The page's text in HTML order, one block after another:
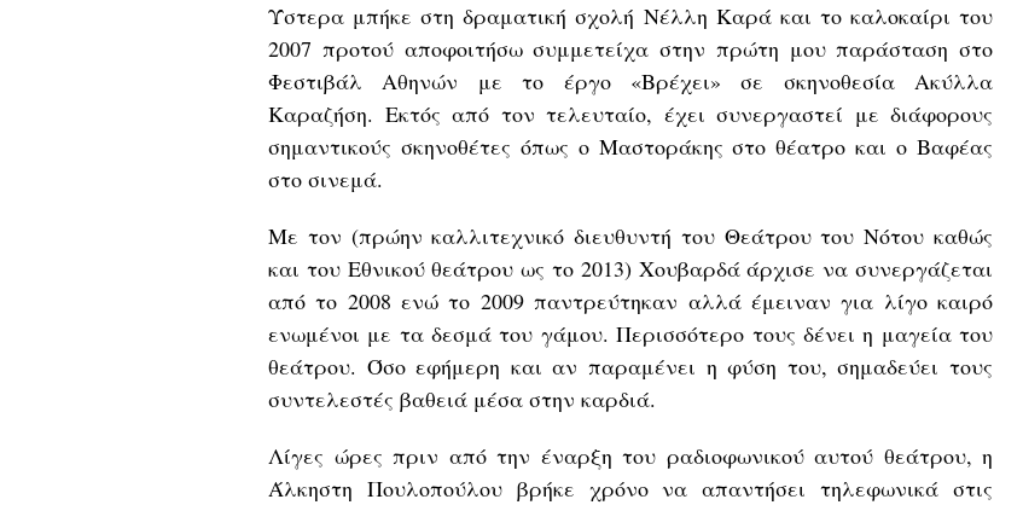
Ύστερα μπήκε στη δραματική σχολή Νέλλη Καρά και το καλοκαίρι του
2007 προτού αποφοιτήσω συμμετείχα στην πρώτη μου παράσταση στο
Φεστιβάλ Αθηνών με το έργο «Βρέχει» σε σκηνοθεσία Ακύλλα
Καραζήση. Εκτός από τον τελευταίο, έχει συνεργαστεί με διάφορους
σημαντικούς σκηνοθέτες όπως ο Μαστοράκης στο θέατρο και ο Βαφέας
στο σινεμά.
Με τον (πρώην καλλιτεχνικό διευθυντή του Θεάτρου του Νότου καθώς
και του Εθνικού θεάτρου ως το 2013) Χουβαρδά άρχισε να συνεργάζεται
από το 2008 ενώ το 2009 παντρεύτηκαν αλλά έμειναν για λίγο καιρό
ενωμένοι με τα δεσμά του γάμου. Περισσότερο τους δένει η μαγεία του
θεάτρου. Όσο εφήμερη και αν παραμένει η φύση του, σημαδεύει τους
συντελεστές βαθειά μέσα στην καρδιά.
Λίγες ώρες πριν από την έναρξη του ραδιοφωνικού αυτού θεάτρου, η
Άλκηστη Πουλοπούλου βρήκε χρόνο να απαντήσει τηλεφωνικά στις